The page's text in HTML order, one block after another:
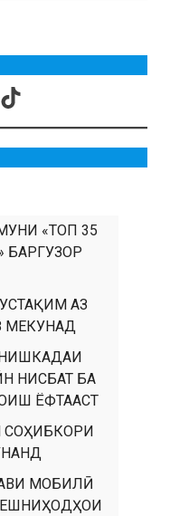
«ТОП 35
АЗ
МЕКУНАД
НИСБАТ БА
ЁФТААСТ
СОҲИБКОРИ
МОБИЛӢ